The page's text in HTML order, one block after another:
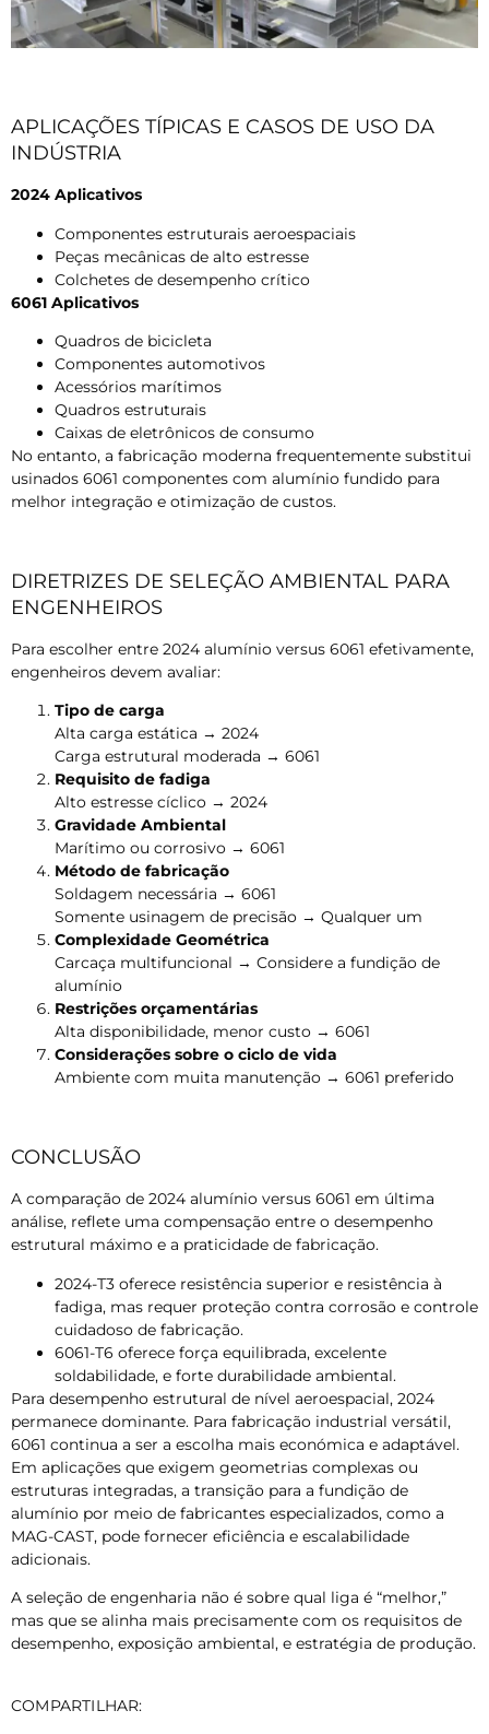
APLICAÇÕES TÍPICAS E CASOS DE USO DA
INDÚSTRIA
2024 Aplicativos
Componentes estruturais aeroespaciais
Peças mecânicas de alto estresse
Colchetes de desempenho crítico
6061 Aplicativos
Quadros de bicicleta
Componentes automotivos
Acessórios marítimos
Quadros estruturais
Caixas de eletrônicos de consumo
No entanto, a fabricação moderna frequentemente substitui
usinados 6061 componentes com alumínio fundido para
melhor integração e otimização de custos.
DIRETRIZES DE SELEÇÃO AMBIENTAL PARA
ENGENHEIROS
Para escolher entre 2024 alumínio versus 6061 efetivamente,
engenheiros devem avaliar:
Tipo de carga
Alta carga estática → 2024
Carga estrutural moderada → 6061
Requisito de fadiga
Alto estresse cíclico → 2024
Gravidade Ambiental
Marítimo ou corrosivo → 6061
Método de fabricação
Soldagem necessária → 6061
Somente usinagem de precisão → Qualquer um
Complexidade Geométrica
Carcaça multifuncional → Considere a fundição de
alumínio
Restrições orçamentárias
Alta disponibilidade, menor custo → 6061
Considerações sobre o ciclo de vida
Ambiente com muita manutenção → 6061 preferido
CONCLUSÃO
A comparação de 2024 alumínio versus 6061 em última
análise, reflete uma compensação entre o desempenho
estrutural máximo e a praticidade de fabricação.
2024-T3 oferece resistência superior e resistência à
fadiga, mas requer proteção contra corrosão e controle
cuidadoso de fabricação.
6061-T6 oferece força equilibrada, excelente
soldabilidade, e forte durabilidade ambiental.
Para desempenho estrutural de nível aeroespacial, 2024
permanece dominante. Para fabricação industrial versátil,
6061 continua a ser a escolha mais económica e adaptável.
Em aplicações que exigem geometrias complexas ou
estruturas integradas, a transição para a fundição de
alumínio por meio de fabricantes especializados, como a
MAG-CAST, pode fornecer eficiência e escalabilidade
adicionais.
A seleção de engenharia não é sobre qual liga é “melhor,”
mas que se alinha mais precisamente com os requisitos de
desempenho, exposição ambiental, e estratégia de produção.
COMPARTILHAR: